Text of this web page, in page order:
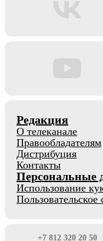
Редакция
О телеканале
Правообладателям
Дистрибуция
Контакты
Персональные
Использование
Пользовательское
+7 812 320 20 50